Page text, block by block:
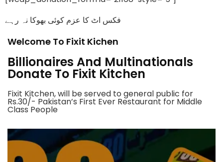
فکس اٹ کا عزم کوئی بھوکا نہ رہے
Welcome To Fixit Kichen
Billionaires And Multinationals
Donate To Fixit Kitchen
Fixit Kitchen, will be served to general public for
Rs.30/- Pakistan’s First Ever Restaurant for Middle
Class People